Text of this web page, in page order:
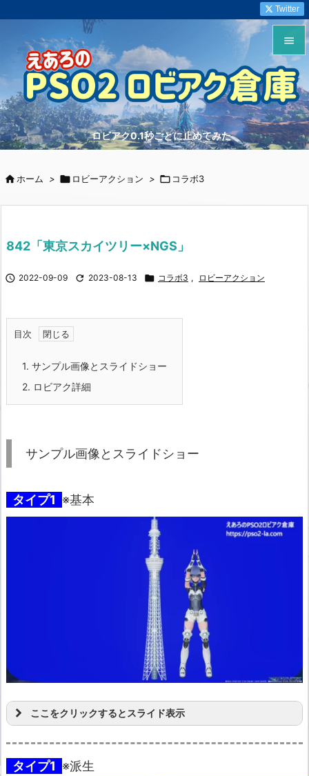
ロビアク0.1秒ごとに止めてみた


メニュ

サイド


Twitter
ホーム >  ロビーアクション >  コラボ3
842「東京スカイツリー×NGS」
 2022-09-09  2023-08-13  コラボ3 , ロビーアクション
目次
1. サンプル画像とスライドショー
2. ロビアク詳細
サンプル画像とスライドショー
タイプ1 ※基本
ここをクリックするとスライド表示
タイプ1 ※派生